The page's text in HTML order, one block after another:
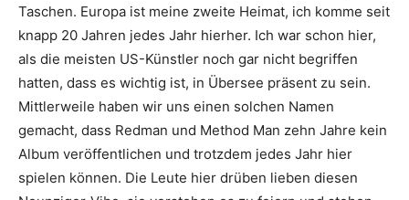
Taschen. Europa ist meine zweite Heimat, ich komme seit
knapp 20 Jahren jedes Jahr hierher. Ich war schon hier,
als die meisten US-Künstler noch gar nicht begriffen
hatten, dass es wichtig ist, in Übersee präsent zu sein.
Mittlerweile haben wir uns einen solchen Namen
gemacht, dass Redman und Method Man zehn Jahre kein
Album veröffentlichen und trotzdem jedes Jahr hier
spielen können. Die Leute hier drüben lieben diesen